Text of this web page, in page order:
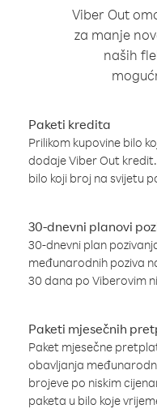
Viber Out
za manje
naših
Paketi kredita
Prilikom kupovine bilo
dodaje Viber Out
bilo koji broj na svijetu
30-dnevni planovi
30-dnevni plan
međunarodnih poziva
30 dana po Viberovim
Paketi mjesečnih
Paket mjesečne
obavljanja
brojeve po niskim
paketa u bilo koje